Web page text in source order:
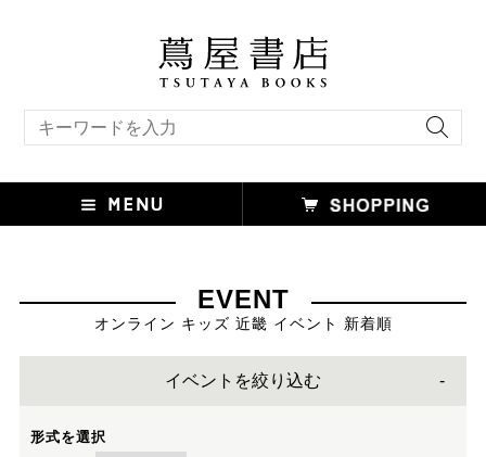
EVENT
オンライン キッズ 近畿 イベント 新着順
イベントを絞り込む
形式を選択